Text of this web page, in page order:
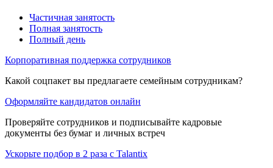
Частичная занятость
Полная занятость
Полный день
Корпоративная поддержка сотрудников
Какой соцпакет вы предлагаете семейным сотрудникам?
Оформляйте кандидатов онлайн
Проверяйте сотрудников и подписывайте кадровые
документы без бумаг и личных встреч
Ускорьте подбор в 2 раза с Talantix